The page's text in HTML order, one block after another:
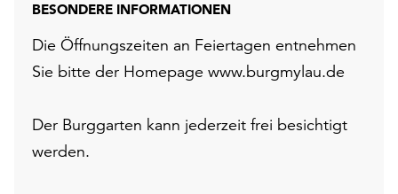
BESONDERE INFORMATIONEN
Die Öffnungszeiten an Feiertagen entnehmen
Sie bitte der Homepage www.burgmylau.de
Der Burggarten kann jederzeit frei besichtigt
werden.